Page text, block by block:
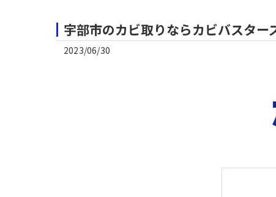
宇部市のカビ取りならカビバスタ
2023/06/30